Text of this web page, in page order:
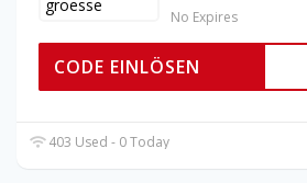
No Expires
CODE EINLÖSEN
403 Used - 0 Today